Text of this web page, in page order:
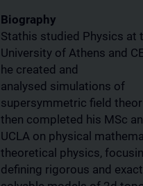
Biography
Stathis studied Physics at
University of Athens and
he created and
analysed simulations of
supersymmetric field
then completed his MSc
UCLA on physical
theoretical physics,
defining rigorous and